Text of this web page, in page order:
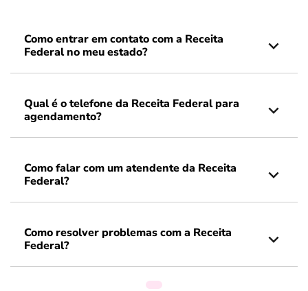
Como entrar em contato com a Receita
Federal no meu estado?
Qual é o telefone da Receita Federal para
agendamento?
Como falar com um atendente da Receita
Federal?
Como resolver problemas com a Receita
Federal?